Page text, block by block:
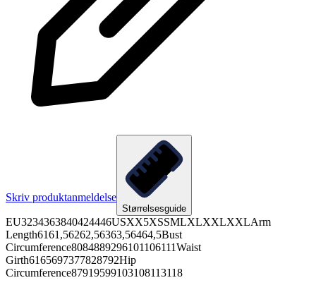
Skriv produktanmeldelse
Størrelsesguide
EU3234363840424446USXX5XSSMLXLXXLXXLArm
Length6161,56262,56363,56464,5Bust
Circumference8084889296101106111Waist
Girth6165697377828792Hip
Circumference87919599103108113118